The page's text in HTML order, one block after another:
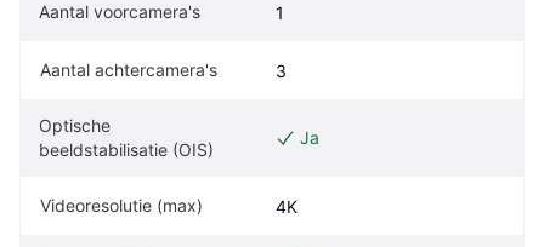
Aantal voorcamera's 1
Aantal achtercamera's 3
Optische
beeldstabilisatie (OIS)
Ja
Videoresolutie (max) 4K